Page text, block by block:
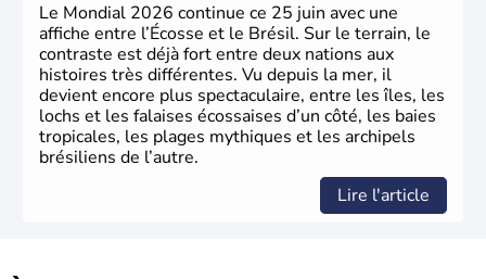
Le Mondial 2026 continue ce 25 juin avec une
affiche entre l’Écosse et le Brésil. Sur le terrain, le
contraste est déjà fort entre deux nations aux
histoires très différentes. Vu depuis la mer, il
devient encore plus spectaculaire, entre les îles, les
lochs et les falaises écossaises d’un côté, les baies
tropicales, les plages mythiques et les archipels
brésiliens de l’autre.
Lire l'article